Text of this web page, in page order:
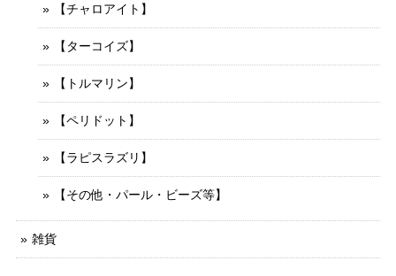
【チャロアイト】
【ターコイズ】
【トルマリン】
【ペリドット】
【ラピスラズリ】
【その他・パール・ビーズ等】
雑貨